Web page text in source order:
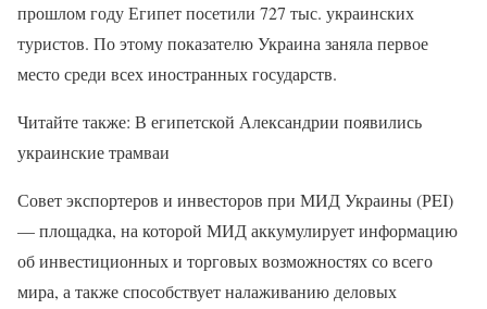
прошлом году Египет посетили 727 тыс. украинских
туристов. По этому показателю Украина заняла первое
место среди всех иностранных государств.
Читайте также: В египетской Александрии появились
украинские трамваи
Совет экспортеров и инвесторов при МИД Украины (РEI)
— площадка, на которой МИД аккумулирует информацию
об инвестиционных и торговых возможностях со всего
мира, а также способствует налаживанию деловых